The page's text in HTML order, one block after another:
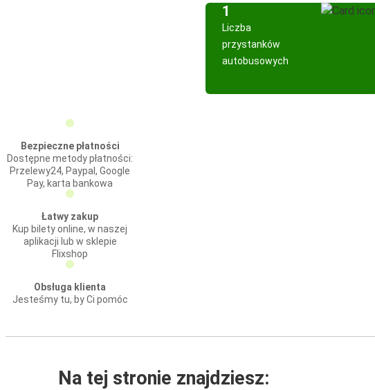
1
Liczba
przystanków
autobusowych
Bezpieczne płatności
Dostępne metody płatności:
Przelewy24, Paypal, Google
Pay, karta bankowa
Łatwy zakup
Kup bilety online, w naszej
aplikacji lub w sklepie
Flixshop
Obsługa klienta
Jesteśmy tu, by Ci pomóc
Na tej stronie znajdziesz: